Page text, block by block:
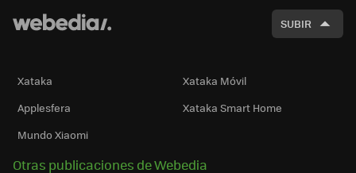
SUBIR
Xataka
Xataka Móvil
Applesfera
Xataka Smart Home
Mundo Xiaomi
Otras publicaciones de Webedia